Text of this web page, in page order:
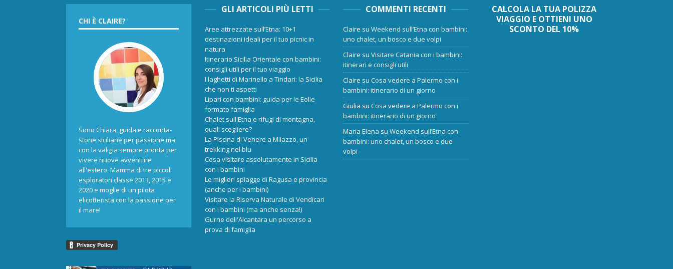
CHI È CLAIRE?
Sono Chiara, guida e racconta-
storie siciliane per passione ma
con la valigia sempre pronta per
vivere nuove avventure
all'estero. Mamma di tre piccoli
esploratori classe 2013, 2015 e
2020 e moglie di un pilota
elicotterista con la passione per
il mare!
GLI ARTICOLI PIÙ LETTI
Aree attrezzate sull’Etna: 10+1
destinazioni ideali per il tuo picnic in
natura
Itinerario Sicilia Orientale con bambini:
consigli utili per il tuo viaggio
I laghetti di Marinello a Tindari: la Sicilia
che non ti aspetti
Lipari con bambini: guida per le Eolie
formato famiglia
Chalet sull'Etna e rifugi di montagna,
quali scegliere?
La Piscina di Venere a Milazzo, un
trekking nel blu
Cosa visitare assolutamente in Sicilia
con i bambini
Le migliori spiagge di Ragusa e provincia
(anche per i bambini)
Visitare la Riserva Naturale di Vendicari
con i bambini (ma anche senza!)
Gurne dell'Alcantara un percorso a
prova di famiglia
COMMENTI RECENTI
Claire suWeekend sull’Etna con bambini:
uno chalet, un bosco e due volpi
Claire suVisitare Catania con i bambini:
itinerari e consigli utili
Claire suCosa vedere a Palermo con i
bambini: itinerario di un giorno
Giulia suCosa vedere a Palermo con i
bambini: itinerario di un giorno
Maria Elena suWeekend sull’Etna con
bambini: uno chalet, un bosco e due
volpi
CALCOLA LA TUA POLIZZA
VIAGGIO E OTTIENI UNO
SCONTO DEL 10%